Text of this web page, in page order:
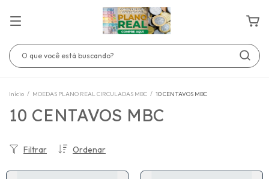
Início / MOEDAS PLANO REAL CIRCULADAS MBC / 10 CENTAVOS MBC
10 CENTAVOS MBC
Ordenar
Filtrar